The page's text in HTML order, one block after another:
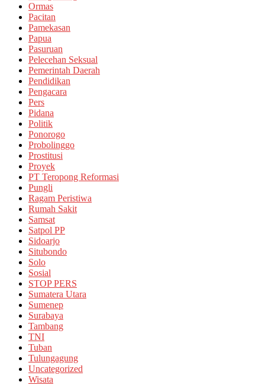
Ormas
Pacitan
Pamekasan
Papua
Pasuruan
Pelecehan Seksual
Pemerintah Daerah
Pendidikan
Pengacara
Pers
Pidana
Politik
Ponorogo
Probolinggo
Prostitusi
Proyek
PT Teropong Reformasi
Pungli
Ragam Peristiwa
Rumah Sakit
Samsat
Satpol PP
Sidoarjo
Situbondo
Solo
Sosial
STOP PERS
Sumatera Utara
Sumenep
Surabaya
Tambang
TNI
Tuban
Tulungagung
Uncategorized
Wisata